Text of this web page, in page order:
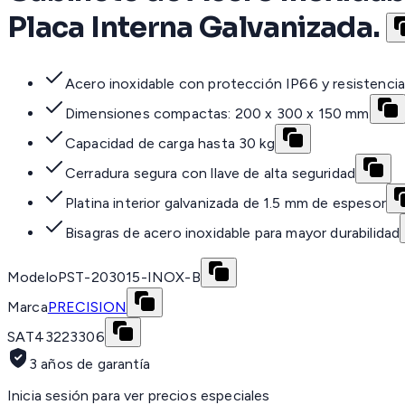
Placa Interna Galvanizada.
Acero inoxidable con protección IP66 y
Dimensiones compactas: 200 x 300 x 150 mm
Capacidad de carga hasta 30 kg
Cerradura segura con llave de alta seguridad
Platina interior galvanizada de 1.5 mm de espesor
Bisagras de acero inoxidable para mayor durabilidad
ModeloPST-203015-INOX-B
MarcaPRECISION
SAT43223306
3 años de garantía
Inicia sesión para ver precios especiales